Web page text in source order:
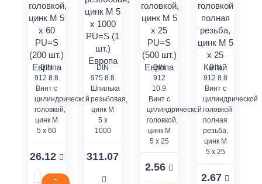
DIN
912 8.8
Винт с
цилиндрической
головкой,
цинк M
5 x 60
26.12
DIN
975 8.8
Шпилька
резьбовая,
цинк M
5 x
1000
311.07
DIN
912
10.9
Винт с
цилиндрической
головкой,
цинк M
5 x 25
2.56
DIN
912 8.8
Винт с
цилиндрической
головкой
полная
резьба,
цинк M
5 x 25
2.67